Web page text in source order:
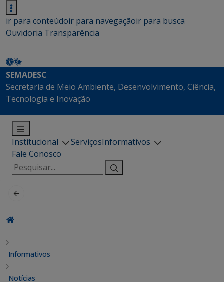
ir para conteúdoir para navegaçãoir para busca
Ouvidoria Transparência
SEMADESC
Secretaria de Meio Ambiente, Desenvolvimento, Ciência,
Tecnologia e Inovação
Institucional ServiçosInformativos
Fale Conosco
Pesquisar
por:
Informativos
Notícias